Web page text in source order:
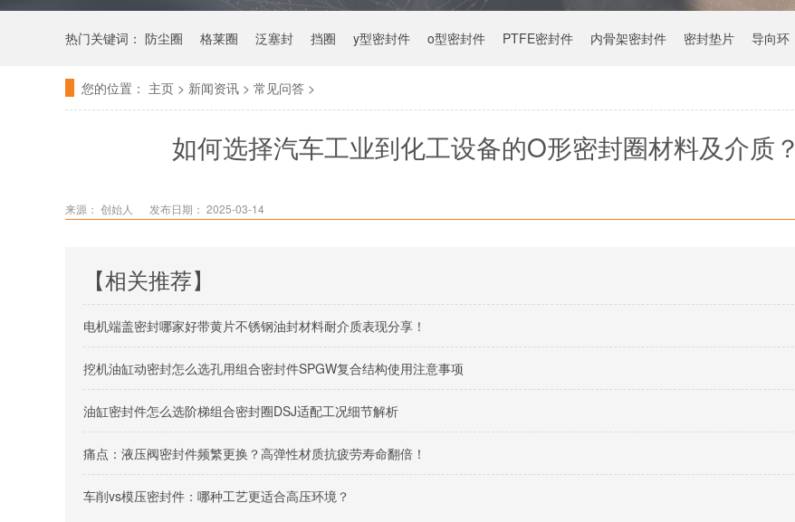
热门关键词： 防尘圈 格莱圈 泛塞封 挡圈 y型密封件 o型密封件 PTFE密封件 内骨架密封件 密封垫片 导向环
您的位置： 主页 > 新闻资讯 > 常见问答 >
如何选择汽车工业到化工设备的O形密封圈材料及介质？
来源： 创始人 发布日期： 2025-03-14
【相关推荐】
电机端盖密封哪家好带黄片不锈钢油封材料耐介质表现分享！
挖机油缸动密封怎么选孔用组合密封件SPGW复合结构使用注意事项
油缸密封件怎么选阶梯组合密封圈DSJ适配工况细节解析
痛点‌：液压阀密封件频繁更换？高弹性材质抗疲劳寿命翻倍！
车削vs模压密封件：哪种工艺更适合高压环境？